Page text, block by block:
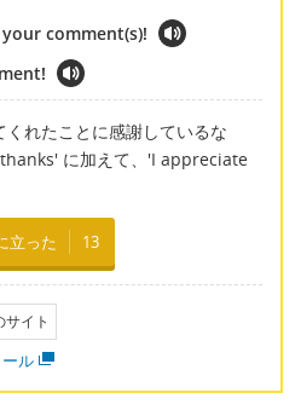
comment(s)!
れたことに感謝しているな
に加えて、'I appreciate
立った 13
サイト
ル